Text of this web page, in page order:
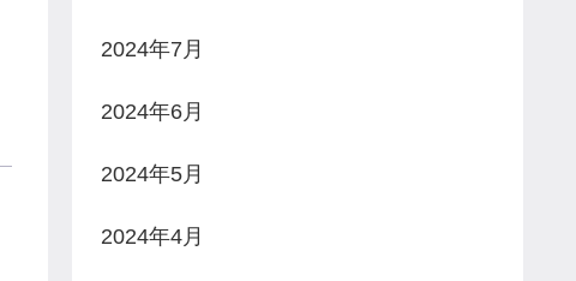
2024年7月
2024年6月
2024年5月
2024年4月